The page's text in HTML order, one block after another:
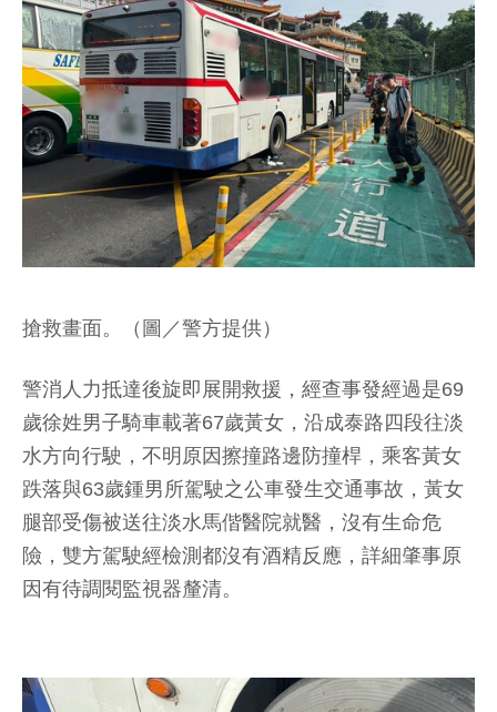
搶救畫面。（圖／警方提供）
警消人力抵達後旋即展開救援，經查事發經過是69
歲徐姓男子騎車載著67歲黃女，沿成泰路四段往淡
水方向行駛，不明原因擦撞路邊防撞桿，乘客黃女
跌落與63歲鍾男所駕駛之公車發生交通事故，黃女
腿部受傷被送往淡水馬偕醫院就醫，沒有生命危
險，雙方駕駛經檢測都沒有酒精反應，詳細肇事原
因有待調閱監視器釐清。